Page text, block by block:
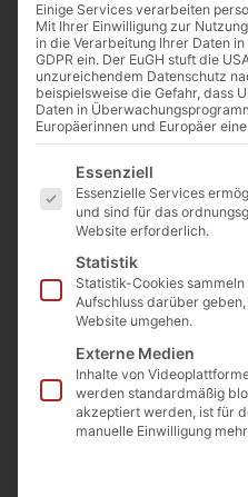
Ein „Interview“ mit
Heiligen Edith Stein
Gender
Von und mit Hanna-Barbara
Falkovitz WIEN, (CNA Deutsch).- Sie
ist berühmt für ihre
Größe, ihre intellektuelle
ihren christlichen Mut. Sie
bekannt als...
Soziale Medien,
Weltjugendtag und der
„twitterbare“ Papst:
digitale
Neuevangelisierung
Einige Services verarbeiten
Mit Ihrer Einwilligung zur
in die Verarbeitung Ihrer Daten
GDPR ein. Der EuGH stuft die
unzureichendem Datenschutz
beispielsweise die Gefahr, dass
Daten in
Europäerinnen und Europäer
Es folgt eine Liste der
Essenziell
Essenzielle Services
und sind für das
Website erforderlich.
Statistik
Statistik-Cookies
Aufschluss darüber
Website umgehen.
Externe Medien
Inhalte von
werden standardmäßig
akzeptiert werden, ist für
manuelle Einwilligung